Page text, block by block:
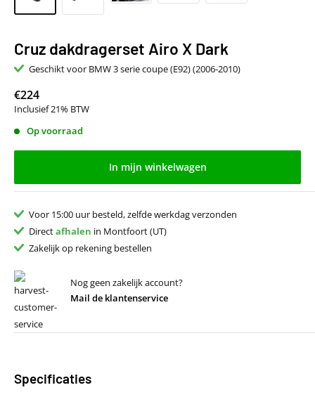
Cruz dakdragerset Airo X Dark
Geschikt voor BMW 3 serie coupe (E92) (2006-2010)
€224
Inclusief 21% BTW
Op voorraad
In mijn winkelwagen
Voor 15:00 uur besteld, zelfde werkdag verzonden
Directafhalen in Montfoort (UT)
Zakelijk op rekening bestellen
Nog geen zakelijk account?
Mail de klantenservice
Specificaties